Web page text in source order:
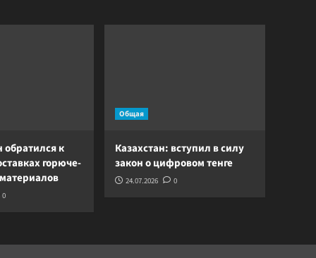
обратился к
горюче-
0
Общая
Казахстан: вступил в силу
закон о цифровом тенге
24.07.2026 0